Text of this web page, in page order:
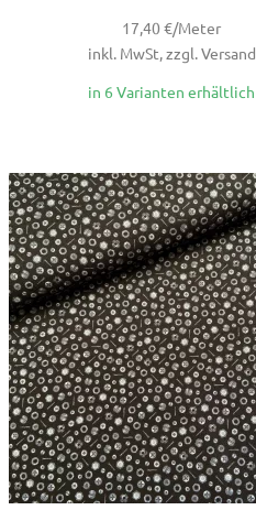
17,40 €/Meter
inkl. MwSt, zzgl. Versand
in 6 Varianten erhältlich